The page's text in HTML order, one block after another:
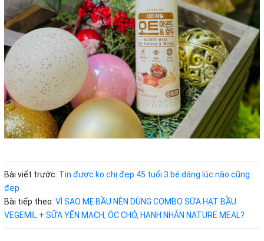
Bài viết trước: Tin được ko chị đẹp 45 tuổi 3 bé dáng lúc nào cũng
đẹp
Bài tiếp theo: VÌ SAO MẸ BẦU NÊN DÙNG COMBO SỮA HẠT BẦU
VEGEMIL + SỮA YẾN MẠCH, ÓC CHÓ, HẠNH NHÂN NATURE MEAL?